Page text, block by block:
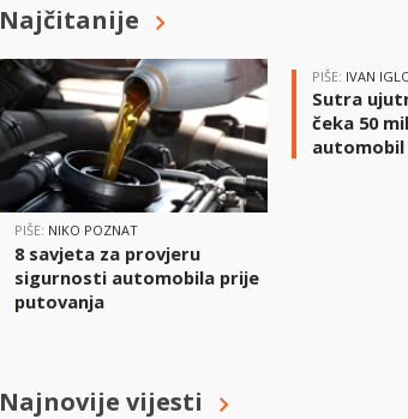
Najčitanije
PIŠE: NIKO POZNAT
8 savjeta za provjeru
sigurnosti automobila prije
putovanja
PIŠE: IVAN
Sutra
čeka 50
automobil
Najnovije vijesti